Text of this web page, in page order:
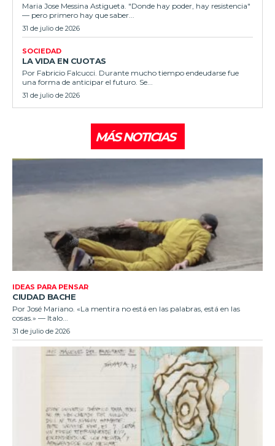
Maria Jose Messina Astigueta. "Donde hay poder, hay resistencia"
— pero primero hay que saber...
31 de julio de 2026
SOCIEDAD
LA VIDA EN CUOTAS
Por Fabricio Falcucci. Durante mucho tiempo endeudarse fue
una forma de anticipar el futuro. Se...
31 de julio de 2026
MÁS NOTICIAS
IDEAS PARA PENSAR
CIUDAD BACHE
Por José Mariano. «La mentira no está en las palabras, está en las
cosas.» — Italo...
31 de julio de 2026